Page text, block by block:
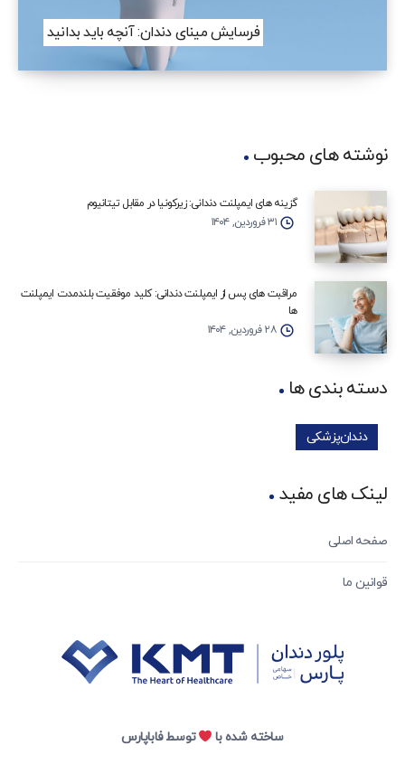
فرسایش مینای دندان: آنچه باید بدانید
نوشته های محبوب
گزینه‌ های ایمپلنت دندانی: زیرکونیا در مقابل تیتانیوم
۳۱ فروردین, ۱۴۰۴
مراقبت‌ های پس از ایمپلنت دندانی: کلید موفقیت بلندمدت ایمپلنت‌
ها
۲۸ فروردین, ۱۴۰۴
دسته بندی ها
دندان‌پزشکی
لینک های مفید
صفحه اصلی
قوانین ما
ساخته شده با توسط فاباپارس